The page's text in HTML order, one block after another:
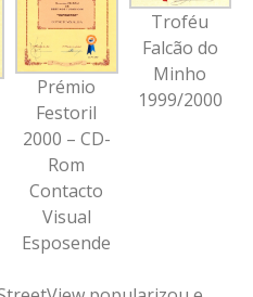
Prémio
Festoril
2000 – CD-
Rom
Contacto
Visual
Esposende
Troféu
Falcão do
Minho
1999/2000